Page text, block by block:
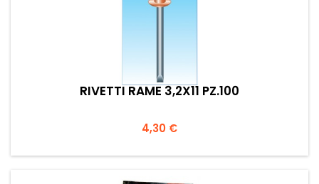
RIVETTI RAME 3,2X11 PZ.100
Prezzo
4,30 €